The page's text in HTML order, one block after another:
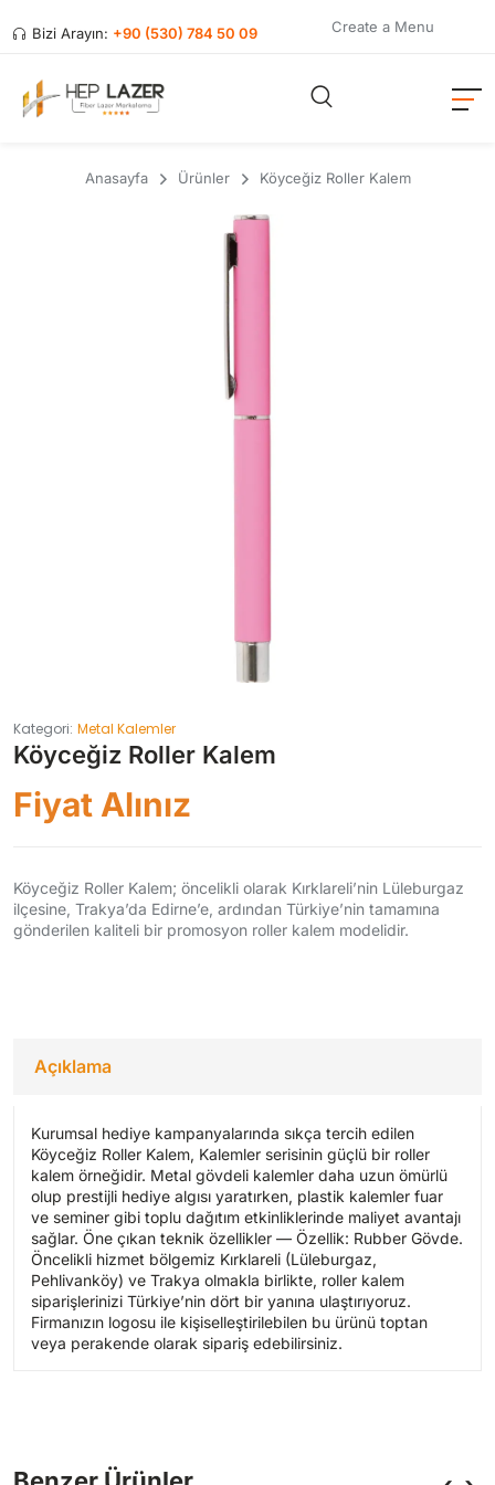
Bizi Arayın: +90 (530) 784 50 09 Create a Menu
Anasayfa Ürünler Köyceğiz Roller Kalem
Kategori: Metal Kalemler
Köyceğiz Roller Kalem
Fiyat Alınız
Köyceğiz Roller Kalem; öncelikli olarak Kırklareli’nin Lüleburgaz
ilçesine, Trakya’da Edirne’e, ardından Türkiye’nin tamamına
gönderilen kaliteli bir promosyon roller kalem modelidir.
Açıklama
Kurumsal hediye kampanyalarında sıkça tercih edilen
Köyceğiz Roller Kalem, Kalemler serisinin güçlü bir roller
kalem örneğidir. Metal gövdeli kalemler daha uzun ömürlü
olup prestijli hediye algısı yaratırken, plastik kalemler fuar
ve seminer gibi toplu dağıtım etkinliklerinde maliyet avantajı
sağlar. Öne çıkan teknik özellikler — Özellik: Rubber Gövde.
Öncelikli hizmet bölgemiz Kırklareli (Lüleburgaz,
Pehlivanköy) ve Trakya olmakla birlikte, roller kalem
siparişlerinizi Türkiye’nin dört bir yanına ulaştırıyoruz.
Firmanızın logosu ile kişiselleştirilebilen bu ürünü toptan
veya perakende olarak sipariş edebilirsiniz.